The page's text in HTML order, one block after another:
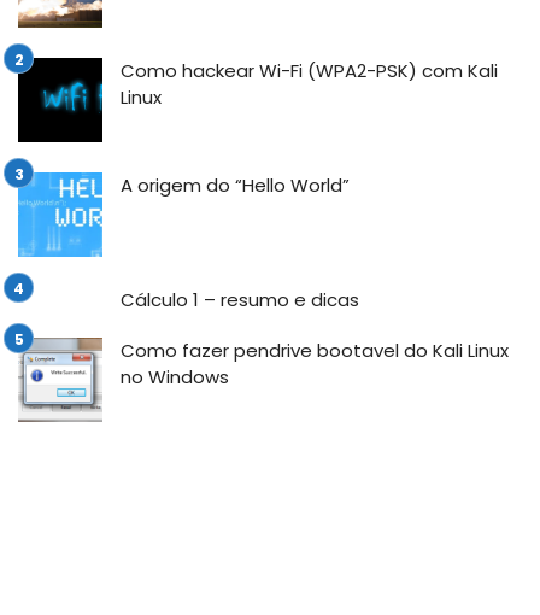
Como hackear Wi-Fi (WPA2-PSK) com Kali
Linux
A origem do “Hello World”
Cálculo 1 – resumo e dicas
Como fazer pendrive bootavel do Kali Linux
no Windows